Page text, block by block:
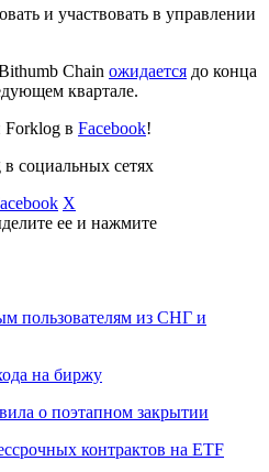
и участвовать в управлении
Chain ожидается до конца
квартале.
Forklog в Facebook!
социальных сетях
X
ее и нажмите
пользователям из СНГ и
на биржу
о поэтапном закрытии
контрактов на ETF